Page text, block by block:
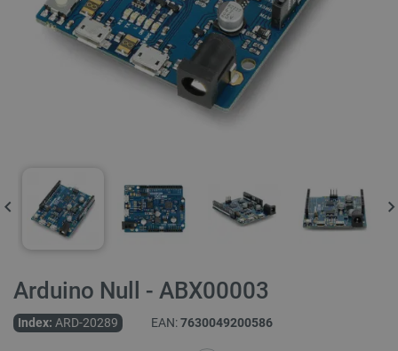
Arduino Null - ABX00003
Index: ARD-20289 EAN:7630049200586